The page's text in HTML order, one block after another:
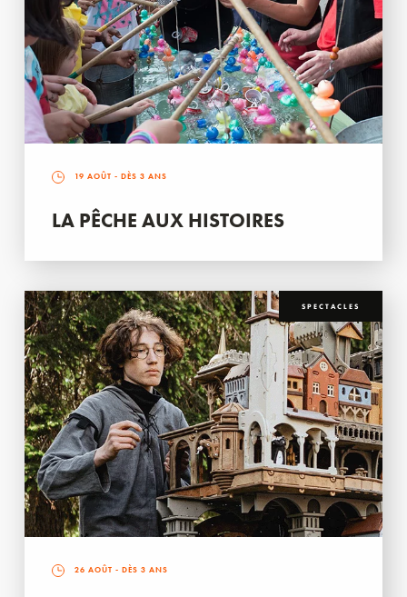
19 AOÛT - DÈS 3 ANS
LA PÊCHE AUX HISTOIRES
SPECTACLES
26 AOÛT - DÈS 3 ANS